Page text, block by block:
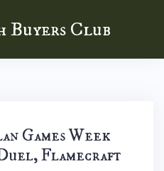
Buyers Club
Games Week
Flamecraft